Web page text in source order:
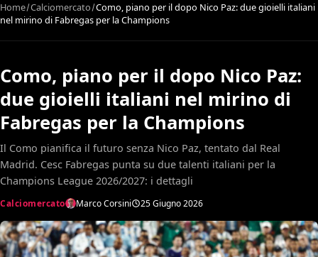
Home Calciomercato Como, piano per il dopo Nico Paz: due gioielli italiani
nel mirino di Fabregas per la Champions
Como, piano per il dopo Nico Paz:
due gioielli italiani nel mirino di
Fabregas per la Champions
Il Como pianifica il futuro senza Nico Paz, tentato dal Real
Madrid. Cesc Fabregas punta su due talenti italiani per la
Champions League 2026/2027: i dettagli
Calciomercato Marco Corsini 25 Giugno 2026